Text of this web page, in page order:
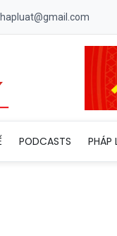
PODCASTS PHÁP